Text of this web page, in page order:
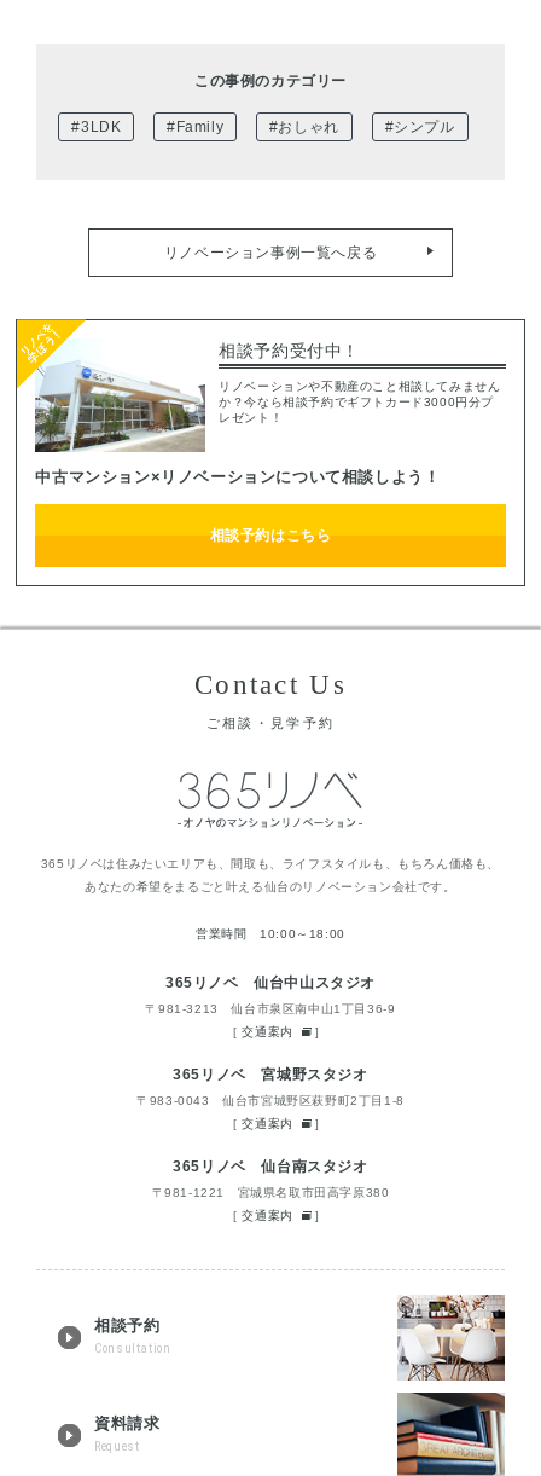
この事例のカテゴリー
#3LDK #Family #おしゃれ #シンプル
リノベーション事例一覧へ戻る
相談予約受付中！
リノベーションや不動産のこと相談してみません
か？今なら相談予約でギフトカード3000円分プ
レゼント！
中古マンション×リノベーションについて相談しよう！
相談予約はこちら
Contact Us
ご相談・見学予約
365リノベは住みたいエリアも、間取も、ライフスタイルも、もちろん価格も、
あなたの希望をまるごと叶える仙台のリノベーション会社です。
営業時間 10:00～18:00
365リノベ 仙台中山スタジオ
〒981-3213 仙台市泉区南中山1丁目36-9
[交通案内 ]
365リノベ 宮城野スタジオ
〒983-0043 仙台市宮城野区萩野町2丁目1-8
[交通案内 ]
365リノベ 仙台南スタジオ
〒981-1221 宮城県名取市田高字原380
[交通案内 ]
相談予約
Consultation
資料請求
Request